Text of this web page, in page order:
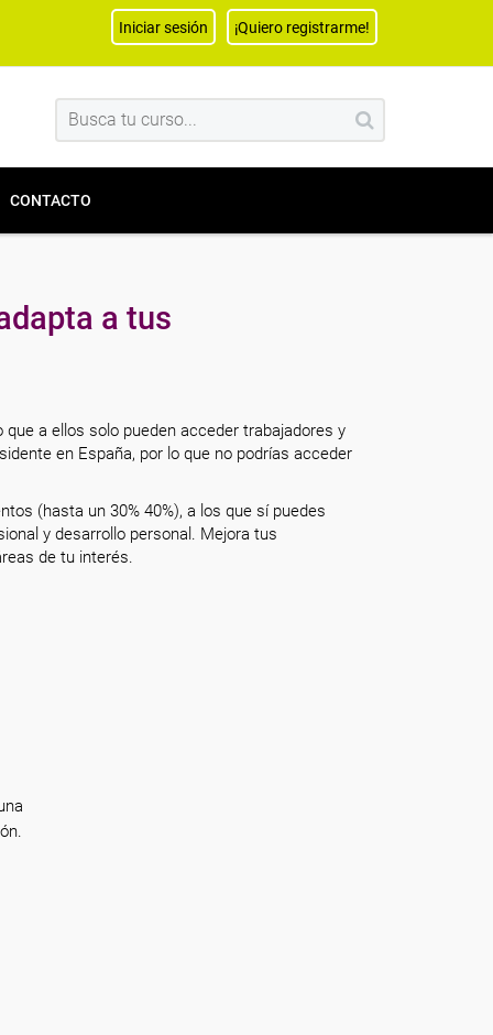
Iniciar sesión ¡Quiero registrarme!
CONTACTO
a tus
a ellos solo pueden acceder trabajadores y
en España, por lo que no podrías acceder
(hasta un 30% 40%), a los que sí puedes
y desarrollo personal. Mejora tus
de tu interés.